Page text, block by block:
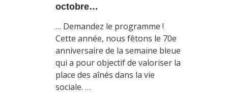
octobre…
… Demandez le programme !
Cette année, nous fêtons le 70e
anniversaire de la semaine bleue
qui a pour objectif de valoriser la
place des aînés dans la vie
sociale. …